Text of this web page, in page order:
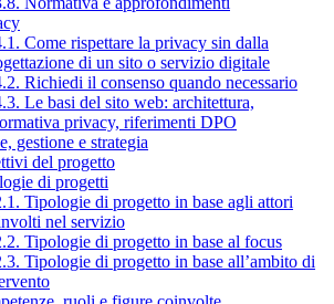
Come rispettare la privacy sin dalla
di un sito o servizio digitale
Richiedi il consenso quando necessario
Le basi del sito web: architettura,
privacy, riferimenti DPO
gestione e strategia
del progetto
di progetti
Tipologie di progetto in base agli attori
nel servizio
Tipologie di progetto in base al focus
Tipologie di progetto in base all’ambito di